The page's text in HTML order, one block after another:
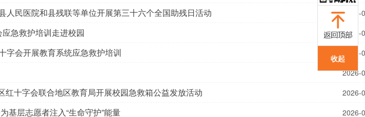
人民医院和县残联等单位开展第三十六个全国助残日活动 2026-
急救护培训走进校园 2026-
会开展教育系统应急救护培训 2026-
2026-
十字会联合地区教育局开展校园急救箱公益发放活动 2026-
基层志愿者注入“生命守护”能量 2026-
收起